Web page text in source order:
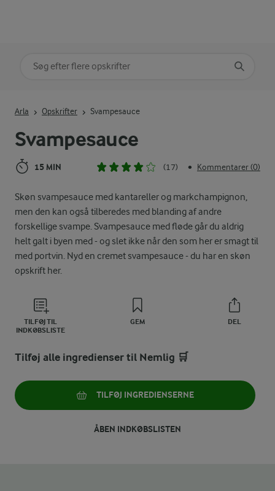
Svampesauce
15 MIN (17) • Kommentarer (0)
Skøn svampesauce med kantareller og markchampignon,
men den kan også tilberedes med blanding af andre
forskellige svampe. Svampesauce med fløde går du aldrig
helt galt i byen med - og slet ikke når den som her er smagt til
med portvin. Nyd en cremet svampesauce - du har en skøn
opskrift her.
TILFØJ TIL
INDKØBSLISTE
GEM DEL
Arla Opskrifter Svampesauce
Tilføj alle ingredienser til Nemlig 🛒
TILFØJ INGREDIENSERNE
ÅBEN INDKØBSLISTEN
Søg på kategori